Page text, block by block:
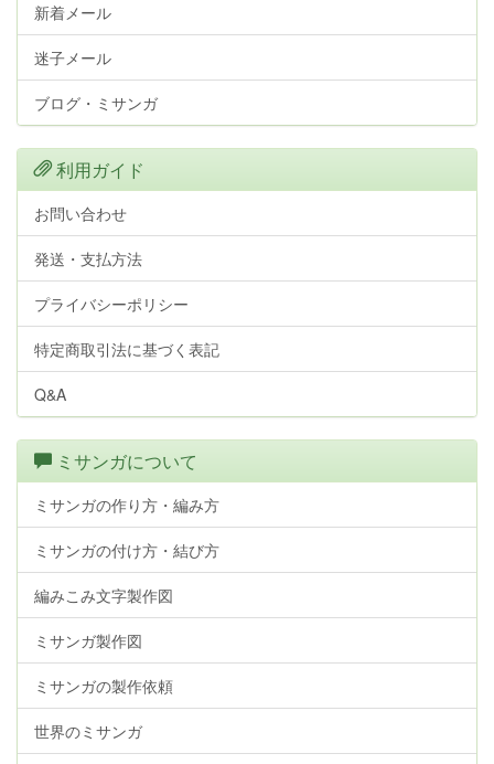
新着メール
迷子メール
ブログ・ミサンガ
利用ガイド
お問い合わせ
発送・支払方法
プライバシーポリシー
特定商取引法に基づく表記
Q&A
ミサンガについて
ミサンガの作り方・編み方
ミサンガの付け方・結び方
編みこみ文字製作図
ミサンガ製作図
ミサンガの製作依頼
世界のミサンガ